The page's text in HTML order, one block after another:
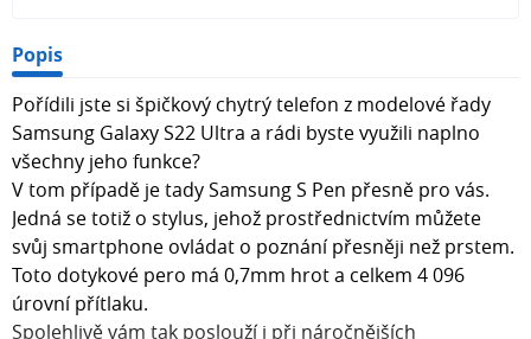
Popis
Pořídili jste si špičkový chytrý telefon z modelové řady
Samsung Galaxy S22 Ultra a rádi byste využili naplno
všechny jeho funkce?
V tom případě je tady Samsung S Pen přesně pro vás.
Jedná se totiž o stylus, jehož prostřednictvím můžete
svůj smartphone ovládat o poznání přesněji než prstem.
Toto dotykové pero má 0,7mm hrot a celkem 4 096
úrovní přítlaku.
Spolehlivě vám tak poslouží i při náročnějších